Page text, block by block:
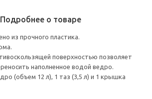
Подробнее о товаре
из прочного пластика.
поверхностью позволяет
наполненное водой ведро.
(объем 12 л), 1 таз (3,5 л) и 1 крышка